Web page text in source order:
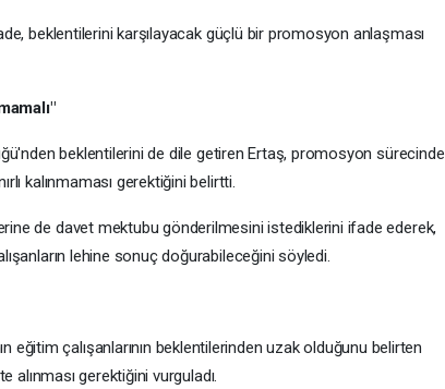
beklentilerini karşılayacak güçlü bir promosyon anlaşması
beklentilerini de dile getiren Ertaş, promosyon sürecinde
kalınmaması gerektiğini belirtti.
de davet mektubu gönderilmesini istediklerini ifade ederek,
lehine sonuç doğurabileceğini söyledi.
eğitim çalışanlarının beklentilerinden uzak olduğunu belirten
alınması gerektiğini vurguladı.